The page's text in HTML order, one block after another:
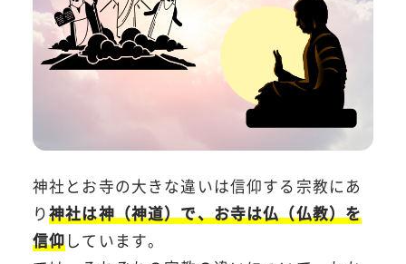
神社とお寺の大きな違いは信仰する宗教にあ
り神社は神（神道）で、お寺は仏（仏教）を
信仰しています。